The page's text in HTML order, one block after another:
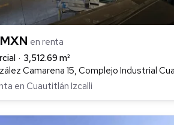
en renta
3,512.69 m²
en Cuautitlán Izcalli